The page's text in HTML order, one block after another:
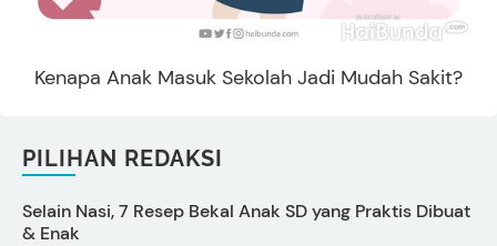
Kenapa Anak Masuk Sekolah Jadi Mudah Sakit?
PILIHAN REDAKSI
Selain Nasi, 7 Resep Bekal Anak SD yang Praktis Dibuat
& Enak